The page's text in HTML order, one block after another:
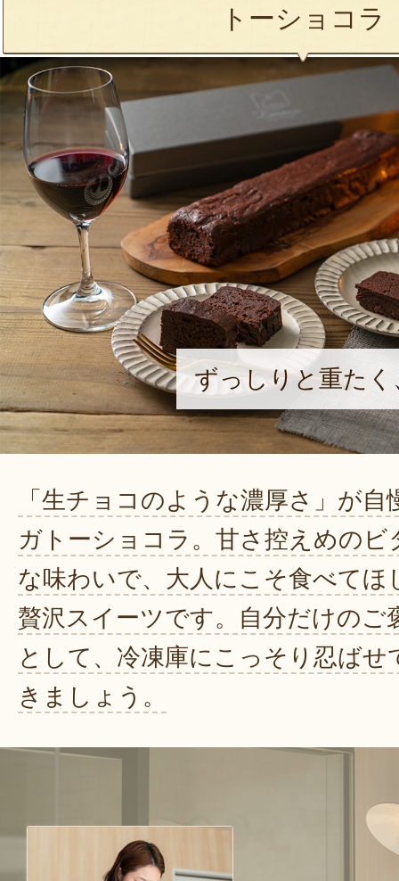
トーショコラ
ずっしりと重た
「生チョコのような濃厚さ」が自
ガトーショコラ。甘さ控えめのビ
な味わいで、大人にこそ食べてほ
贅沢スイーツです。自分だけのご
として、冷凍庫にこっそり忍ばせ
きましょう。